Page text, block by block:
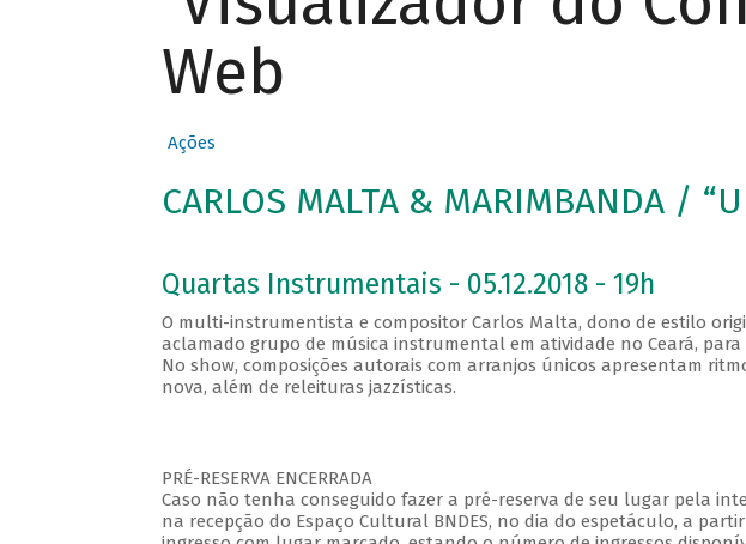
Web
Ações
CARLOS MALTA & MARIMBANDA /
Quartas Instrumentais - 05.12.2018 - 19h
O multi-instrumentista e compositor Carlos Malta, dono de estilo
aclamado grupo de música instrumental em atividade no Ceará,
No show, composições autorais com arranjos únicos apresentam
nova, além de releituras jazzísticas.
PRÉ-RESERVA ENCERRADA
Caso não tenha conseguido fazer a pré-reserva de seu lugar pela
na recepção do Espaço Cultural BNDES, no dia do espetáculo, a